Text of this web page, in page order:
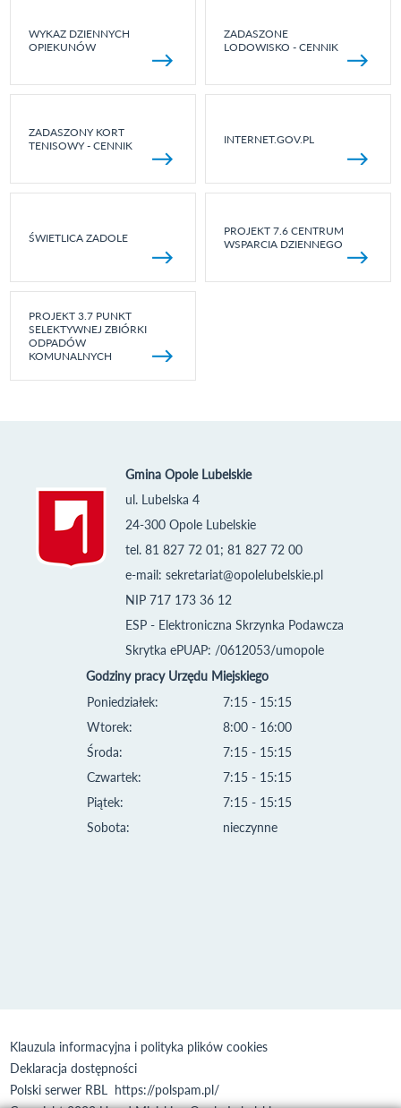
WYKAZ DZIENNYCH
OPIEKUNÓW
ZADASZONE
LODOWISKO - CENNIK
ZADASZONY KORT
TENISOWY - CENNIK
INTERNET.GOV.PL
ŚWIETLICA ZADOLE
PROJEKT 7.6 CENTRUM
WSPARCIA DZIENNEGO
PROJEKT 3.7 PUNKT
SELEKTYWNEJ ZBIÓRKI
ODPADÓW
KOMUNALNYCH
Gmina Opole Lubelskie
ul. Lubelska 4
24-300 Opole Lubelskie
tel. 81 827 72 01; 81 827 72 00
e-mail: sekretariat@opolelubelskie.pl
NIP 717 173 36 12
ESP - Elektroniczna Skrzynka Podawcza
Skrytka ePUAP: /0612053/umopole
Godziny pracy Urzędu Miejskiego
Poniedziałek:
Wtorek:
Środa:
Czwartek:
Piątek:
Sobota:
7:15 - 15:15
8:00 - 16:00
7:15 - 15:15
7:15 - 15:15
7:15 - 15:15
nieczynne
Klauzula informacyjna i polityka plików cookies
Deklaracja dostępności
Polski serwer RBL https://polspam.pl/